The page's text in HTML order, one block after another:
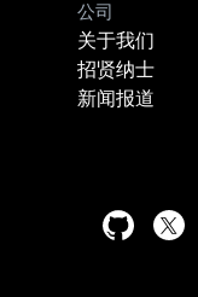
公司
关于我们
招贤纳士
新闻报道